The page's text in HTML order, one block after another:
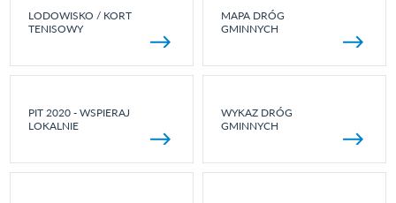
LODOWISKO / KORT
TENISOWY
MAPA DRÓG
GMINNYCH
PIT 2020 - WSPIERAJ
LOKALNIE
WYKAZ DRÓG
GMINNYCH